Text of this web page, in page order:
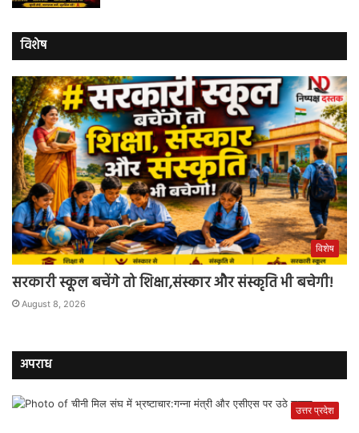
विशेष
विशेष
सरकारी स्कूल बचेंगे तो शिक्षा,संस्कार और संस्कृति भी बचेगी!
August 8, 2026
अपराध
उत्तर प्रदेश